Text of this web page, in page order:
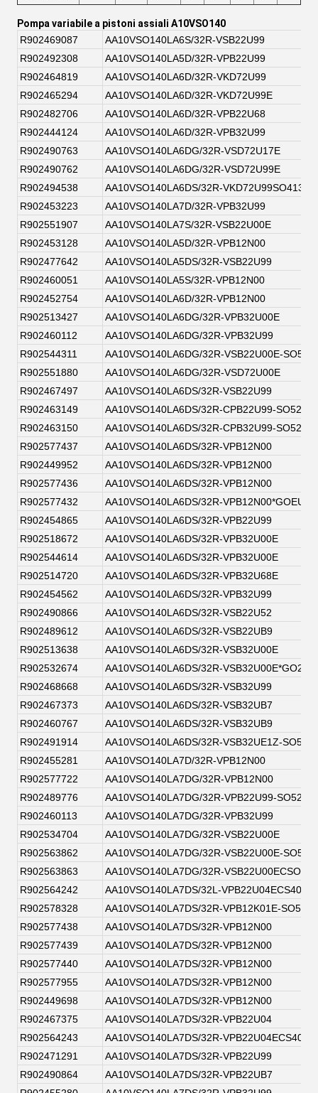
Pompa variabile a pistoni assiali A10VSO140
R902469087
AA10VSO140LA6S/32R-VSB22U99
R902492308
AA10VSO140LA5D/32R-VPB22U99
R902464819
AA10VSO140LA6D/32R-VKD72U99
R902465294
AA10VSO140LA6D/32R-VKD72U99E
R902482706
AA10VSO140LA6D/32R-VPB22U68
R902444124
AA10VSO140LA6D/32R-VPB32U99
R902490763
AA10VSO140LA6DG/32R-VSD72U17E
R902490762
AA10VSO140LA6DG/32R-VSD72U99E
R902494538
AA10VSO140LA6DS/32R-VKD72U99SO413
R902453223
AA10VSO140LA7D/32R-VPB32U99
R902551907
AA10VSO140LA7S/32R-VSB22U00E
R902453128
AA10VSO140LA5D/32R-VPB12N00
R902477642
AA10VSO140LA5DS/32R-VSB22U99
R902460051
AA10VSO140LA5S/32R-VPB12N00
R902452754
AA10VSO140LA6D/32R-VPB12N00
R902513427
AA10VSO140LA6DG/32R-VPB32U00E
R902460112
AA10VSO140LA6DG/32R-VPB32U99
R902544311
AA10VSO140LA6DG/32R-VSB22U00E-SO52
R902551880
AA10VSO140LA6DG/32R-VSD72U00E
R902467497
AA10VSO140LA6DS/32R-VSB22U99
R902463149
AA10VSO140LA6DS/32R-CPB22U99-SO52
R902463150
AA10VSO140LA6DS/32R-CPB32U99-SO52
R902577437
AA10VSO140LA6DS/32R-VPB12N00
R902449952
AA10VSO140LA6DS/32R-VPB12N00
R902577436
AA10VSO140LA6DS/32R-VPB12N00
R902577432
AA10VSO140LA6DS/32R-VPB12N00*GOEU*
R902454865
AA10VSO140LA6DS/32R-VPB22U99
R902518672
AA10VSO140LA6DS/32R-VPB32U00E
R902544614
AA10VSO140LA6DS/32R-VPB32U00E
R902514720
AA10VSO140LA6DS/32R-VPB32U68E
R902454562
AA10VSO140LA6DS/32R-VPB32U99
R902490866
AA10VSO140LA6DS/32R-VSB22U52
R902489612
AA10VSO140LA6DS/32R-VSB22UB9
R902513638
AA10VSO140LA6DS/32R-VSB32U00E
R902532674
AA10VSO140LA6DS/32R-
R902468668
AA10VSO140LA6DS/32R-VSB32U99
R902467373
AA10VSO140LA6DS/32R-VSB32UB7
R902460767
AA10VSO140LA6DS/32R-VSB32UB9
R902491914
AA10VSO140LA6DS/32R-VSB32UE1Z-SO52
R902455281
AA10VSO140LA7D/32R-VPB12N00
R902577722
AA10VSO140LA7DG/32R-VPB12N00
R902489776
AA10VSO140LA7DG/32R-VPB22U99-SO52
R902460113
AA10VSO140LA7DG/32R-VPB32U99
R902534704
AA10VSO140LA7DG/32R-VSB22U00E
R902563862
AA10VSO140LA7DG/32R-VSB22U00E-SO52
R902563863
AA10VSO140LA7DG/32R-VSB22U00ECSO52
R902564242
AA10VSO140LA7DS/32L-VPB22U04ECS4093
R902578328
AA10VSO140LA7DS/32R-VPB12K01E-SO52
R902577438
AA10VSO140LA7DS/32R-VPB12N00
R902577439
AA10VSO140LA7DS/32R-VPB12N00
R902577440
AA10VSO140LA7DS/32R-VPB12N00
R902577955
AA10VSO140LA7DS/32R-VPB12N00
R902449698
AA10VSO140LA7DS/32R-VPB12N00
R902467375
AA10VSO140LA7DS/32R-VPB22U04
R902564243
AA10VSO140LA7DS/32R-VPB22U04ECS4093
R902471291
AA10VSO140LA7DS/32R-VPB22U99
R902490864
AA10VSO140LA7DS/32R-VPB22UB7